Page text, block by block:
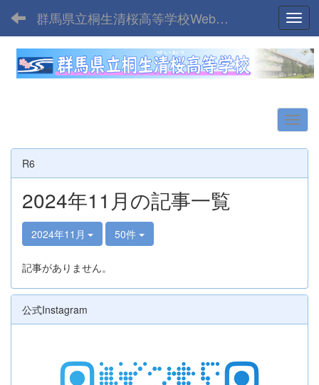
群馬県立桐生清桜高等学校Webサイト
R6
2024年11月の記事一覧
2024年11月 50件
記事がありません。
公式Instagram